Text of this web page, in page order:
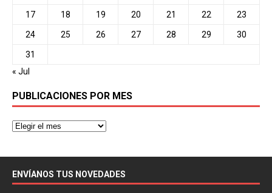
17 18 19 20 21 22 23
24 25 26 27 28 29 30
31
« Jul
PUBLICACIONES POR MES
ENVÍANOS TUS NOVEDADES